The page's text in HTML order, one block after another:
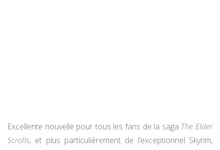
Excellente nouvelle pour tous les fans de la saga The Elder
Scrolls, et plus particulièrement de l’exceptionnel Skyrim,